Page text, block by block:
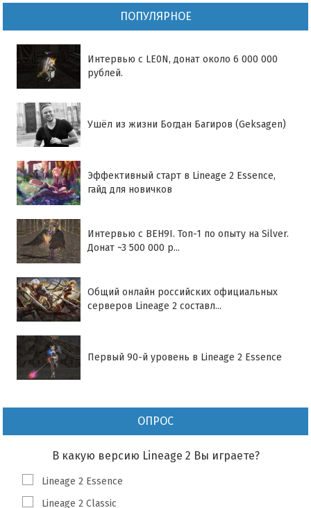
ПОПУЛЯРНОЕ
Интервью с LE0N, донат около 6 000 000
рублей.
Ушёл из жизни Богдан Багиров (Geksagen)
Эффективный старт в Lineage 2 Essence,
гайд для новичков
Интервью с BEH9I. Топ-1 по опыту на Silver.
Донат ~3 500 000 р...
Общий онлайн российских официальных
серверов Lineage 2 составл...
Первый 90-й уровень в Lineage 2 Essence
ОПРОС
В какую версию Lineage 2 Вы играете?
Lineage 2 Essence
Lineage 2 Classic